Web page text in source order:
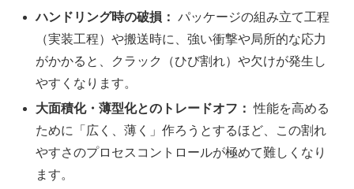
ハンドリング時の破損： パッケージの組み立て工程
（実装工程）や搬送時に、強い衝撃や局所的な応力
がかかると、クラック（ひび割れ）や欠けが発生し
やすくなります。
大面積化・薄型化とのトレードオフ： 性能を高める
ために「広く、薄く」作ろうとするほど、この割れ
やすさのプロセスコントロールが極めて難しくなり
ます。